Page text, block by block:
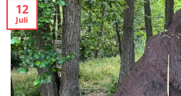
12
Juli